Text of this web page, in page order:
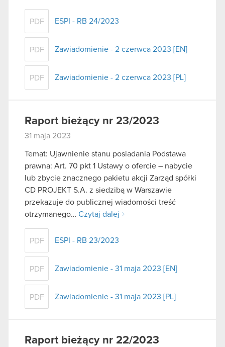
PDF ESPI - RB 24/2023
PDF Zawiadomienie - 2 czerwca 2023 [EN]
PDF Zawiadomienie - 2 czerwca 2023 [PL]
Raport bieżący nr 23/2023
31 maja 2023
Temat: Ujawnienie stanu posiadania Podstawa
prawna: Art. 70 pkt 1 Ustawy o ofercie – nabycie
lub zbycie znacznego pakietu akcji Zarząd spółki
CD PROJEKT S.A. z siedzibą w Warszawie
przekazuje do publicznej wiadomości treść
otrzymanego… Czytaj dalej
PDF ESPI - RB 23/2023
PDF Zawiadomienie - 31 maja 2023 [EN]
PDF Zawiadomienie - 31 maja 2023 [PL]
Raport bieżący nr 22/2023